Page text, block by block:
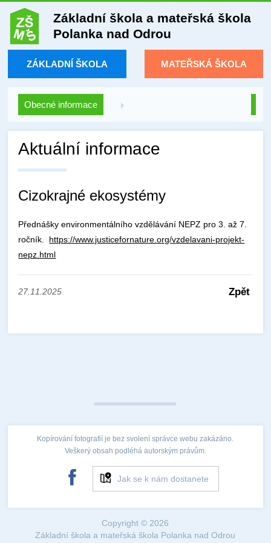
Základní škola a mateřská škola
Polanka nad Odrou
ZÁKLADNÍ ŠKOLA MATEŘSKÁ ŠKOLA
Obecné informace
Aktuální informace
Cizokrajné ekosystémy
Přednášky environmentálního vzdělávání NEPZ pro 3. až 7.
ročník. https://www.justicefornature.org/vzdelavani-projekt-
nepz.html
27.11.2025 Zpět
Kopírování fotografií je bez svolení správce webu zakázáno.
Veškerý obsah podléhá autorským právům.
Jak se k nám dostanete
Copyright © 2026
Základní škola a mateřská škola Polanka nad Odrou